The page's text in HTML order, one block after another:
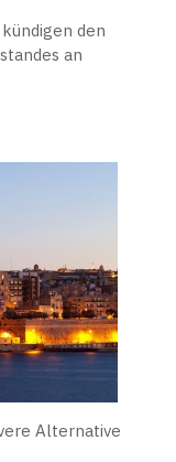
den
an
Alternative